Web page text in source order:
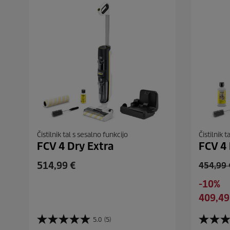
Čistilnik tal s sesalno funkcijo
FCV 4 Dry Extra
C
n
514,99 €
5.0 (5)
5
Čistilnik
FCV
O
d
p
o
454,99
S
a
i
-10%
C
r4